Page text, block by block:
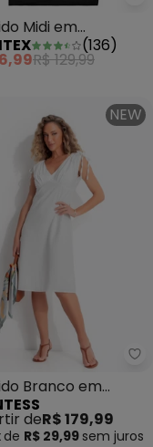
Midi em
de Viscose
(136)
R$ 129,99
Feminino
NEW
Branco em
de Alfaiataria
deR$ 179,99
de R$ 29,99 sem juros